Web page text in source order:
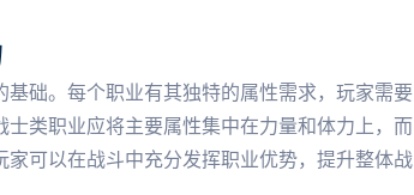
础。每个职业有其独特的属性需求，玩家需要
类职业应将主要属性集中在力量和体力上，而
可以在战斗中充分发挥职业优势，提升整体战